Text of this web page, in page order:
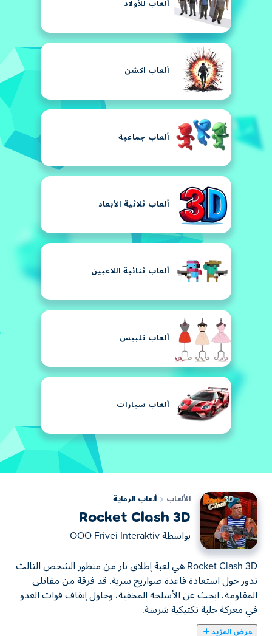
ألعاب للأولاد
ألعاب اكشن
ألعاب جماعية
ألعاب ثلاثية الأبعاد
ألعاب ثنائية اللاعبين
ألعاب تلبيس
ألعاب سيارات
الألعاب ألعاب الرماية
Rocket Clash 3D
بواسطة OOO Frivei Interaktiv
Rocket Clash 3D هي لعبة إطلاق نار من منظور الشخص الثالث
تدور حول استعادة قاعدة صواريخ سرية. قد فرقة من مقاتلي
المقاومة، ابحث عن الأسلحة المخفية، وحاول إيقاف قوات العدو
في معركة حلبة تكتيكية شرسة.
عرض المزيد